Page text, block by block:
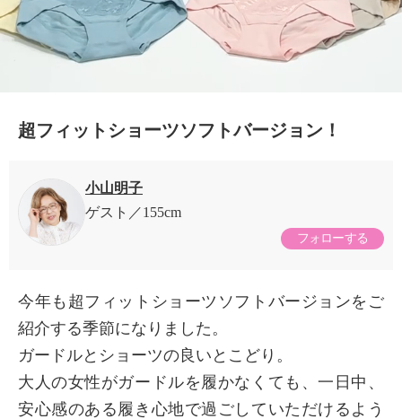
超フィットショーツソフトバージョン！
小山明子
ゲスト
155cm
フォローする
今年も超フィットショーツソフトバージョンをご
紹介する季節になりました。
ガードルとショーツの良いとこどり。
大人の女性がガードルを履かなくても、一日中、
安心感のある履き心地で過ごしていただけるよう